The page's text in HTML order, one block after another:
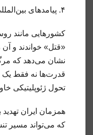
۴. پیامدهای بین‌المللی: تنشِ بیشتر یا بازتنظیم؟
کشورهایی مانند
«قتل» خواندند و
نشان می‌دهد که
قدرت‌ها نه فقط یک
تحول ژئوپلیتیکی
همزمان ایران
که می‌تواند مسیر